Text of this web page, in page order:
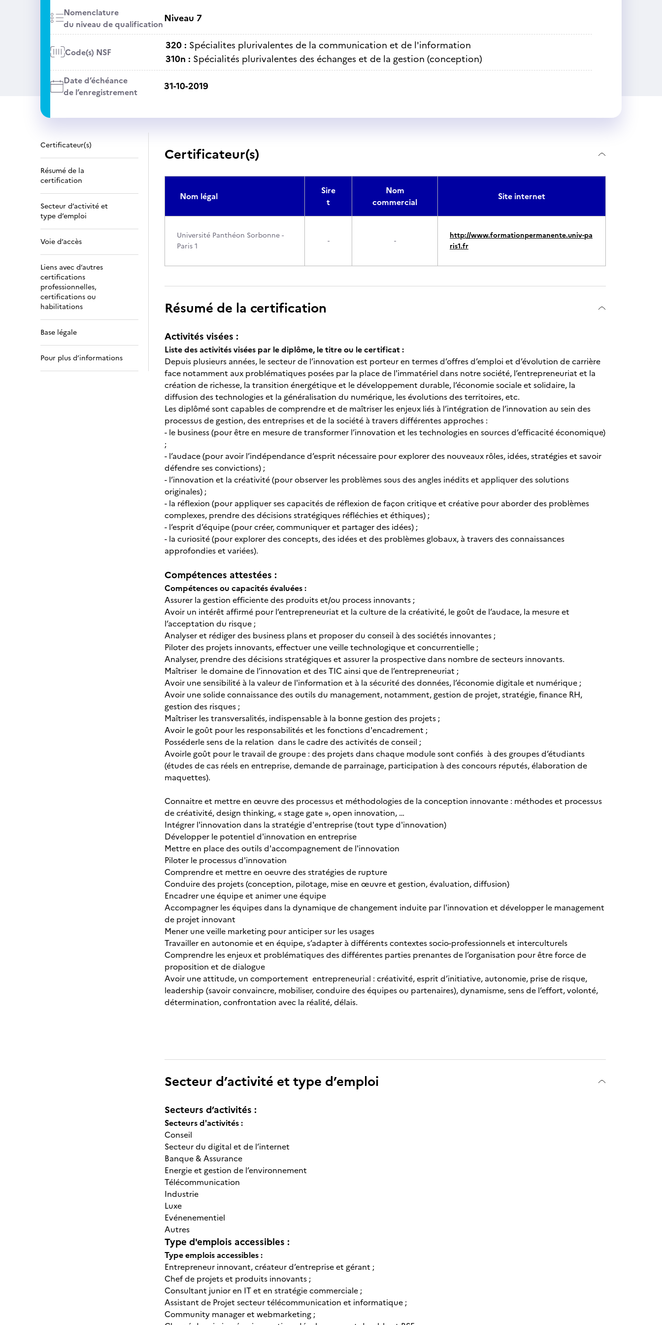
Nomenclature
du niveau de qualificationNiveau 7
Code(s) NSF
320 : Spécialites plurivalentes de la communication et de l'information
310n : Spécialités plurivalentes des échanges et de la gestion (conception)
Date d’échéance
de l’enregistrement
31-10-2019
Certificateur(s)
Résumé de la
certification
Secteur d’activité et
type d’emploi
Voie d’accès
Liens avec d’autres
certifications
professionnelles,
certifications ou
habilitations
Base légale
Pour plus d’informations
Certificateur(s)
Nom légal
Sire
t
Nom
commercial
Site internet
Université Panthéon Sorbonne -
Paris 1
- -
http://www.formationpermanente.univ-pa
ris1.fr
Résumé de la certification
Activités visées :
Liste des activités visées par le diplôme, le titre ou le certificat :
Depuis plusieurs années, le secteur de l’innovation est porteur en termes d’offres d’emploi et d’évolution de carrière
face notamment aux problématiques posées par la place de l'immatériel dans notre société, l’entrepreneuriat et la
création de richesse, la transition énergétique et le développement durable, l’économie sociale et solidaire, la
diffusion des technologies et la généralisation du numérique, les évolutions des territoires, etc.
Les diplômé sont capables de comprendre et de maîtriser les enjeux liés à l’intégration de l’innovation au sein des
processus de gestion, des entreprises et de la société à travers différentes approches :
- le business (pour être en mesure de transformer l’innovation et les technologies en sources d’efficacité économique)
;
- l’audace (pour avoir l’indépendance d’esprit nécessaire pour explorer des nouveaux rôles, idées, stratégies et savoir
défendre ses convictions) ;
- l’innovation et la créativité (pour observer les problèmes sous des angles inédits et appliquer des solutions
originales) ;
- la réflexion (pour appliquer ses capacités de réflexion de façon critique et créative pour aborder des problèmes
complexes, prendre des décisions stratégiques réfléchies et éthiques) ;
- l’esprit d’équipe (pour créer, communiquer et partager des idées) ;
- la curiosité (pour explorer des concepts, des idées et des problèmes globaux, à travers des connaissances
approfondies et variées).
Compétences attestées :
Compétences ou capacités évaluées :
Assurer la gestion efficiente des produits et/ou process innovants ;
Avoir un intérêt affirmé pour l’entrepreneuriat et la culture de la créativité, le goût de l’audace, la mesure et
l’acceptation du risque ;
Analyser et rédiger des business plans et proposer du conseil à des sociétés innovantes ;
Piloter des projets innovants, effectuer une veille technologique et concurrentielle ;
Analyser, prendre des décisions stratégiques et assurer la prospective dans nombre de secteurs innovants.
Maîtriser le domaine de l’innovation et des TIC ainsi que de l’entrepreneuriat ;
Avoir une sensibilité à la valeur de l'information et à la sécurité des données, l’économie digitale et numérique ;
Avoir une solide connaissance des outils du management, notamment, gestion de projet, stratégie, finance RH,
gestion des risques ;
Maîtriser les transversalités, indispensable à la bonne gestion des projets ;
Avoir le goût pour les responsabilités et les fonctions d'encadrement ;
Posséderle sens de la relation dans le cadre des activités de conseil ;
Avoirle goût pour le travail de groupe : des projets dans chaque module sont confiés à des groupes d’étudiants
(études de cas réels en entreprise, demande de parrainage, participation à des concours réputés, élaboration de
maquettes).
Connaitre et mettre en œuvre des processus et méthodologies de la conception innovante : méthodes et processus
de créativité, design thinking, « stage gate », open innovation, …
Intégrer l'innovation dans la stratégie d'entreprise (tout type d'innovation)
Développer le potentiel d'innovation en entreprise
Mettre en place des outils d'accompagnement de l'innovation
Piloter le processus d'innovation
Comprendre et mettre en oeuvre des stratégies de rupture
Conduire des projets (conception, pilotage, mise en œuvre et gestion, évaluation, diffusion)
Encadrer une équipe et animer une équipe
Accompagner les équipes dans la dynamique de changement induite par l'innovation et développer le management
de projet innovant
Mener une veille marketing pour anticiper sur les usages
Travailler en autonomie et en équipe, s’adapter à différents contextes socio-professionnels et interculturels
Comprendre les enjeux et problématiques des différentes parties prenantes de l’organisation pour être force de
proposition et de dialogue
Avoir une attitude, un comportement entrepreneurial : créativité, esprit d’initiative, autonomie, prise de risque,
leadership (savoir convaincre, mobiliser, conduire des équipes ou partenaires), dynamisme, sens de l’effort, volonté,
détermination, confrontation avec la réalité, délais.
Secteur d’activité et type d’emploi
Secteurs d’activités :
Secteurs d'activités :
Conseil
Secteur du digital et de l’internet
Banque & Assurance
Energie et gestion de l’environnement
Télécommunication
Industrie
Luxe
Evénenementiel
Autres
Type d'emplois accessibles :
Type emplois accessibles :
Entrepreneur innovant, créateur d’entreprise et gérant ;
Chef de projets et produits innovants ;
Consultant junior en IT et en stratégie commerciale ;
Assistant de Projet secteur télécommunication et informatique ;
Community manager et webmarketing ;